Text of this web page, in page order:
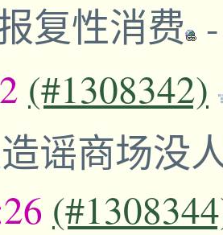
复性消费
(#1308342)
谣商场没